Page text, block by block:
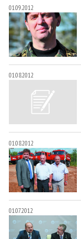
01.09.2012
01.08.2012
01.08.2012
01.07.2012